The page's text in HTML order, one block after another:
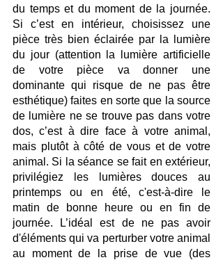
du temps et du moment de la journée.
Si c’est en intérieur, choisissez une
pièce très bien éclairée par la lumière
du jour (attention la lumière artificielle
de votre pièce va donner une
dominante qui risque de ne pas être
esthétique) faites en sorte que la source
de lumière ne se trouve pas dans votre
dos, c’est à dire face à votre animal,
mais plutôt à côté de vous et de votre
animal. Si la séance se fait en extérieur,
privilégiez les lumières douces au
printemps ou en été, c'est-à-dire le
matin de bonne heure ou en fin de
journée. L’idéal est de ne pas avoir
d'éléments qui va perturber votre animal
au moment de la prise de vue (des